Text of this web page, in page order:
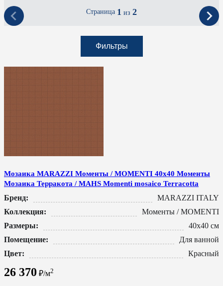
Страница 1 из 2
Фильтры
Мозаика MARAZZI Моменты / MOMENTI 40x40 Моменты
Мозаика Терракота / MAHS Momenti mosaico Terracotta
Бренд:
MARAZZI ITALY
Коллекция:
Моменты / MOMENTI
Размеры:
40x40 см
Помещение:
Для ванной
Цвет:
Красный
26 370 ₽/м2